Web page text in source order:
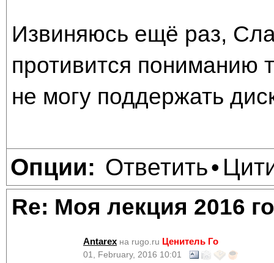
Извиняюсь ещё раз,
противится пониманию
не могу поддержать
Опции: Ответить•
Re: Моя лекция 2016
Antarex на rugo.ru Ценитель Го
01, February, 2016 10:01